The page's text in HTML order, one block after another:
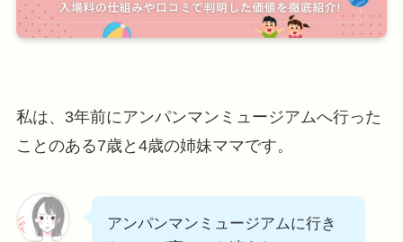
私は、3年前にアンパンマンミュージアムへ行った
ことのある7歳と4歳の姉妹ママです。
アンパンマンミュージアムに行き